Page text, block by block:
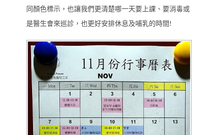
同顏色標示，也讓我們更清楚哪一天要上課、要消毒或
是醫生會來巡診，也更好安排休息及哺乳的時間!